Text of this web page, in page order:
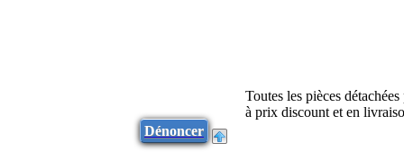
Toutes les pièces
à prix discount et en
Dénoncer